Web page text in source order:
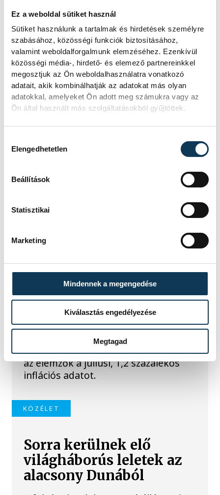
Ez a weboldal sütiket használ
Sütiket használunk a tartalmak és hirdetések személyre
szabásához, közösségi funkciók biztosításához,
valamint weboldalforgalmunk elemzéséhez. Ezenkívül
közösségi média-, hirdető- és elemező partnereinkkel
megosztjuk az Ön weboldalhasználatra vonatkozó
adatait, akik kombinálhatják az adatokat más olyan
adatokkal, amelyeket Ön adott meg számukra vagy az
Ön által használt más szolgáltatásokból gyűjtöttek.
Elengedhetetlen
Beállítások
Statisztikai
Marketing
Mindennek a megengedése
Kiválasztás engedélyezése
Megtagad
TOVÁBBI CIKKEK
Meglepték az elemzőket
a júliusi inflációs adatok
Hatalmas meglepetésként értékelték
az elemzők a júliusi, 1,2 százalékos
inflációs adatot.
KÖZÉLET
Sorra kerülnek elő
világháborús leletek az
alacsony Dunából